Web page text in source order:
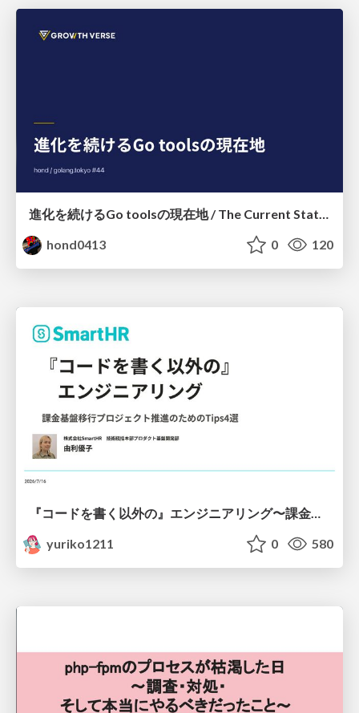
進化を続けるGo toolsの現在地 / The Current State of Ever-Evolving Go Tools
hond0413
0 120
yuriko1211
0 580